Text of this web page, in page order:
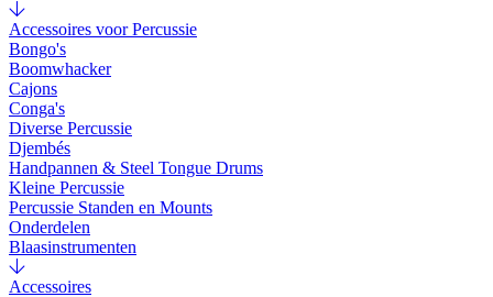
Accessoires voor Percussie
Bongo's
Boomwhacker
Cajons
Conga's
Diverse Percussie
Djembés
Handpannen & Steel Tongue Drums
Kleine Percussie
Percussie Standen en Mounts
Onderdelen
Blaasinstrumenten
Accessoires